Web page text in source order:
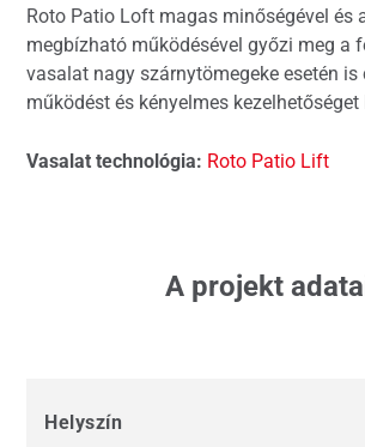
Roto Patio Loft magas minőségével és
megbízható működésével győzi meg a
vasalat nagy szárnytömegeke esetén is
működést és kényelmes
Vasalat technológia: Roto Patio Lift
A projekt
Helyszín